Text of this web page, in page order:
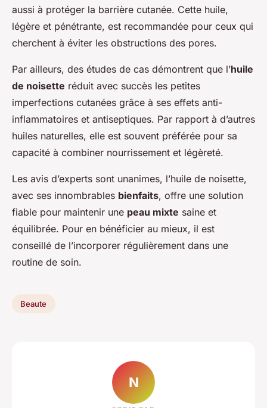
aussi à protéger la barrière cutanée. Cette huile,
légère et pénétrante, est recommandée pour ceux qui
cherchent à éviter les obstructions des pores.
Par ailleurs, des études de cas démontrent que l’huile
de noisette réduit avec succès les petites
imperfections cutanées grâce à ses effets anti-
inflammatoires et antiseptiques. Par rapport à d’autres
huiles naturelles, elle est souvent préférée pour sa
capacité à combiner nourrissement et légèreté.
Les avis d’experts sont unanimes, l’huile de noisette,
avec ses innombrables bienfaits, offre une solution
fiable pour maintenir une peau mixte saine et
équilibrée. Pour en bénéficier au mieux, il est
conseillé de l’incorporer régulièrement dans une
routine de soin.
Beaute
N